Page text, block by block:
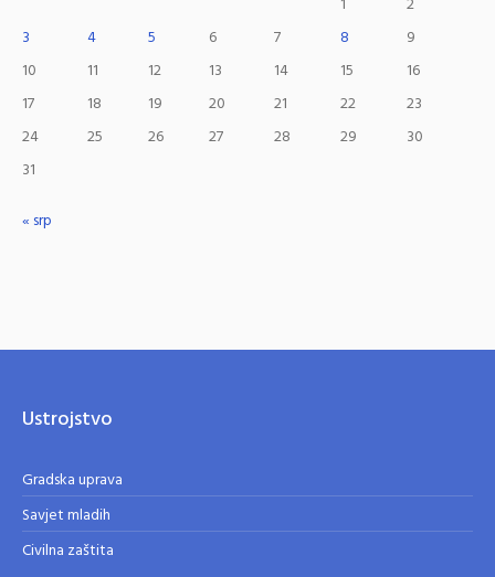
1
2
3
4 5 6 7 8
9
10
11 12 13 14 15
16
17
18 19 20 21 22
23
24
25 26 27 28 29
30
31
« srp
Ustrojstvo
Gradska uprava
Savjet mladih
Civilna zaštita